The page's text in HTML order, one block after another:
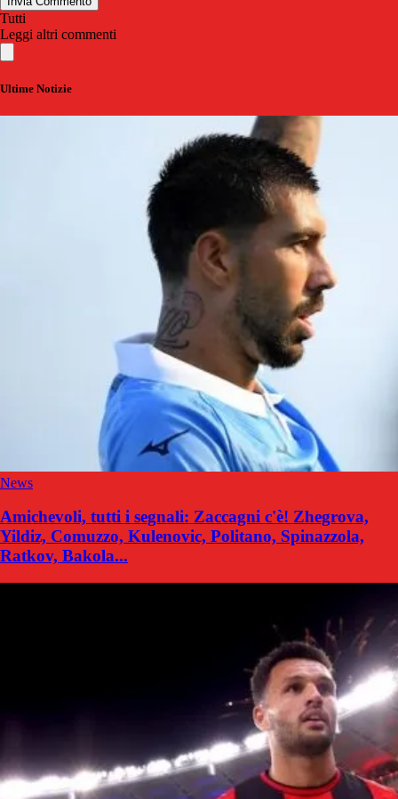
Tutti
Leggi altri commenti
Ultime Notizie
News
Amichevoli, tutti i segnali: Zaccagni c'è! Zhegrova,
Yildiz, Comuzzo, Kulenovic, Politano, Spinazzola,
Ratkov, Bakola...